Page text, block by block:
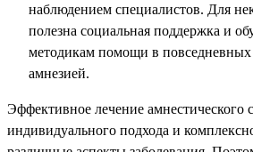
наблюдением специалистов. Для
полезна социальная поддержка и
методикам помощи в повседневных
амнезией.
Эффективное лечение амнестического
индивидуального подхода и